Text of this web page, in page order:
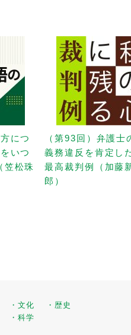
につ
いつ
笠松珠
（第93回）弁護士
義務違反を肯定し
最高裁判例（加藤
郎）
・文化
・歴史
・科学